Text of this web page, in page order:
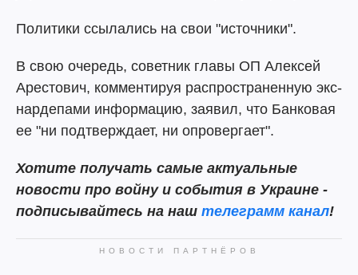
Политики ссылались на свои "источники".
В свою очередь, советник главы ОП Алексей
Арестович, комментируя распространенную экс-
нардепами информацию, заявил, что Банковая
ее "ни подтверждает, ни опровергает".
Хотите получать самые актуальные
новости про войну и события в Украине -
подписывайтесь на наш телеграмм канал!